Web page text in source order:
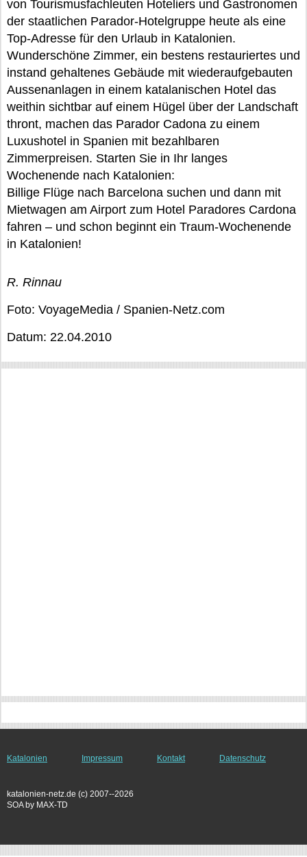
von Tourismusfachleuten Hoteliers und Gastronomen
der staatlichen Parador-Hotelgruppe heute als eine
Top-Adresse für den Urlaub in Katalonien.
Wunderschöne Zimmer, ein bestens restauriertes und
instand gehaltenes Gebäude mit wiederaufgebauten
Aussenanlagen in einem katalanischen Hotel das
weithin sichtbar auf einem Hügel über der Landschaft
thront, machen das Parador Cadona zu einem
Luxushotel in Spanien mit bezahlbaren
Zimmerpreisen. Starten Sie in Ihr langes
Wochenende nach Katalonien:
Billige Flüge nach Barcelona suchen und dann mit
Mietwagen am Airport zum Hotel Paradores Cardona
fahren – und schon beginnt ein Traum-Wochenende
in Katalonien!
R. Rinnau
Foto: VoyageMedia / Spanien-Netz.com
Datum: 22.04.2010
Katalonien Impressum Kontakt Datenschutz
katalonien-netz.de (c) 2007--2026
SOA by MAX-TD